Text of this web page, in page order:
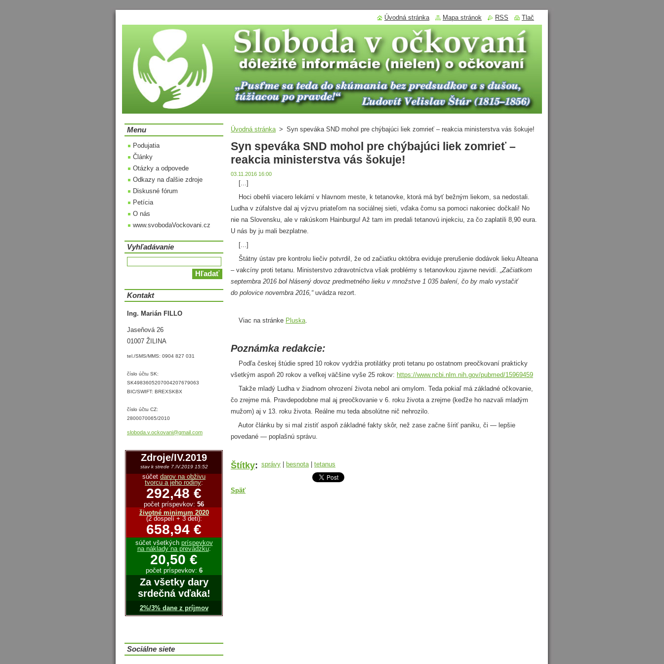
Úvodná stránka > Syn speváka SND mohol pre chýbajúci liek zomrieť – reakcia ministerstva vás šokuje!
Syn speváka SND mohol pre chýbajúci liek zomrieť –
reakcia ministerstva vás šokuje!
03.11.2016 16:00
[...]
Hoci obehli viacero lekární v hlavnom meste, k tetanovke, ktorá má byť bežným liekom, sa nedostali.
Ludha v zúfalstve dal aj výzvu priateľom na sociálnej sieti, vďaka čomu sa pomoci nakoniec dočkali! No
nie na Slovensku, ale v rakúskom Hainburgu! Až tam im predali tetanovú injekciu, za čo zaplatili 8,90 eura.
U nás by ju mali bezplatne.
[...]
Štátny ústav pre kontrolu liečiv potvrdil, že od začiatku októbra eviduje prerušenie dodávok lieku Alteana
– vakcíny proti tetanu. Ministerstvo zdravotníctva však problémy s tetanovkou zjavne nevidí. „Začiatkom
septembra 2016 bol hlásený dovoz predmetného lieku v množstve 1 035 balení, čo by malo vystačiť
do polovice novembra 2016,“uvádza rezort.
Viac na stránke Pluska.
Poznámka redakcie:
Podľa českej štúdie spred 10 rokov vydržia protilátky proti tetanu po ostatnom preočkovaní prakticky
všetkým aspoň 20 rokov a veľkej väčšine vyše 25 rokov: https://www.ncbi.nlm.nih.gov/pubmed/15969459
Takže mladý Ludha v žiadnom ohrození života nebol ani omylom. Teda pokiaľ má základné očkovanie,
čo zrejme má. Pravdepodobne mal aj preočkovanie v 6. roku života a zrejme (keďže ho nazvali mladým
mužom) aj v 13. roku života. Reálne mu teda absolútne nič nehrozilo.
Autor článku by si mal zistiť aspoň základné fakty skôr, než zase začne šíriť paniku, či — lepšie
povedané — poplašnú správu.
Štítky: správy besnota tetanus
Späť
Menu
Podujatia
Články
Otázky a odpovede
Odkazy na ďalšie zdroje
Diskusné fórum
Petícia
O nás
www.svobodaVockovani.cz
Vyhľadávanie
Kontakt
Ing. Marián FILLO
Jaseňová 26
01007 ŽILINA
tel./SMS/MMS: 0904 827 031
číslo účtu SK:
SK4983605207004207679063
BIC/SWIFT: BREXSKBX
číslo účtu CZ:
2800070065/2010
sloboda. v.ockovani@gmail .com
Zdroje/IV.2019
stav k strede 7.IV.2019 15:52
súčet darov na obživu
tvorcu a jeho rodiny:
292,48 €
počet príspevkov: 56
životné minimum 2020
(2 dospelí + 3 deti):
658,94 €
súčet všetkých príspevkov
na náklady na prevádzku:
20,50 €
počet príspevkov: 6
Za všetky dary
srdečná vďaka!
2%/3% dane z príjmov
Sociálne siete
Úvodná stránka Mapa stránok RSS Tlač